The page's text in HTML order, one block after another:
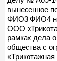
вынесенное
ФИО3 ФИО4 на
ООО
рамках дела
общества с